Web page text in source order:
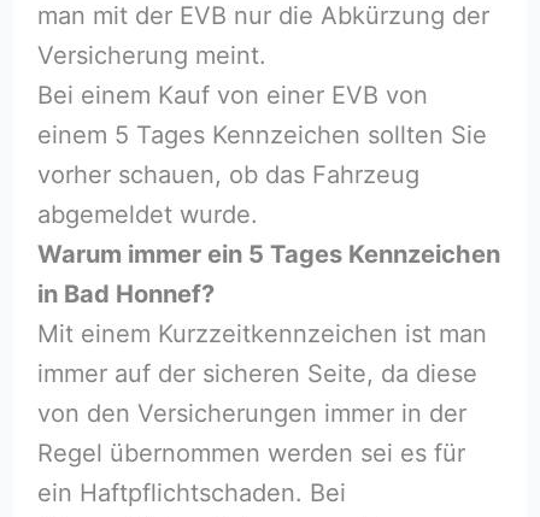
man mit der EVB nur die Abkürzung der
Versicherung meint.
Bei einem Kauf von einer EVB von
einem 5 Tages Kennzeichen sollten Sie
vorher schauen, ob das Fahrzeug
abgemeldet wurde.
Warum immer ein 5 Tages Kennzeichen
in Bad Honnef?
Mit einem Kurzzeitkennzeichen ist man
immer auf der sicheren Seite, da diese
von den Versicherungen immer in der
Regel übernommen werden sei es für
ein Haftpflichtschaden. Bei